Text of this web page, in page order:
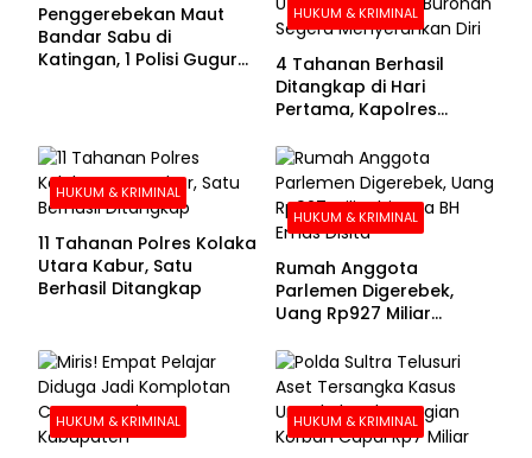
Penggerebekan Maut
Bandar Sabu di
Katingan, 1 Polisi Gugur
HUKUM & KRIMINAL
4 Tahanan Berhasil
Ditangkap di Hari
Pertama, Kapolres
Buronan Segera
Menyerahkan Diri
HUKUM & KRIMINAL
11 Tahanan Polres Kolaka
Utara Kabur, Satu
Berhasil Ditangkap
HUKUM & KRIMINAL
Rumah Anggota
Parlemen Digerebek,
Uang Rp927 Miliar
HUKUM & KRIMINAL HUKUM & KRIMINAL